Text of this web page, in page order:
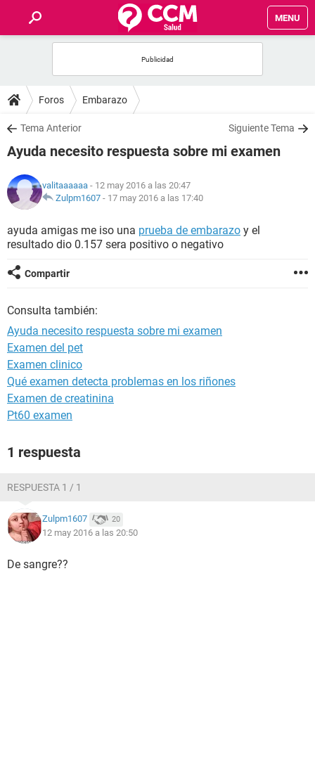
MENU
FOROS
SALUD
FAMILIA
NUTRICIÓN
BIENESTAR
SEXUALIDAD
GLOSARIO
Foros Embarazo
Tema Anterior Siguiente Tema
Ayuda necesito respuesta sobre mi examen
valitaaaaaa - 12 may 2016 a las 20:47
Zulpm1607 - 17 may 2016 a las 17:40
ayuda amigas me iso una prueba de embarazo y el
resultado dio 0.157 sera positivo o negativo
Compartir
Consulta también:
Ayuda necesito respuesta sobre mi examen
Examen del pet
Examen clinico
Qué examen detecta problemas en los riñones
Examen de creatinina
Pt60 examen
1 respuesta
RESPUESTA 1 / 1
Zulpm1607 20
12 may 2016 a las 20:50
De sangre??